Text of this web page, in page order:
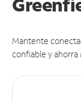
Mantente
confiable y ahorra